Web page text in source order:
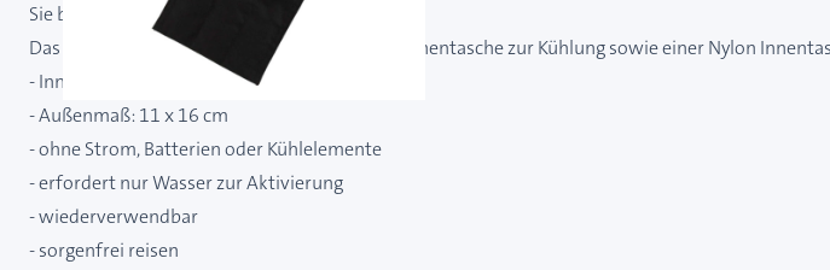
Sie bietet Platz für eine Insulinpumpe.
Das Set besteht aus einer Außentasche, einer Innentasche zur Kühlung sowie einer Nylon
- Innenmaß: 9 x 11 cm
- Außenmaß: 11 x 16 cm
- ohne Strom, Batterien oder Kühlelemente
- erfordert nur Wasser zur Aktivierung
- wiederverwendbar
- sorgenfrei reisen